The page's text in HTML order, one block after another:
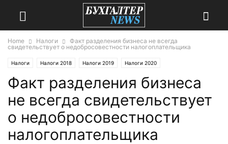
Home Налоги
Факт разделения бизнеса не всегда
свидетельствует о недобросовестности налогоплательщика
Налоги Налоги 2018 Налоги 2019 Налоги 2020
Факт разделения бизнеса
не всегда свидетельствует
о недобросовестности
налогоплательщика